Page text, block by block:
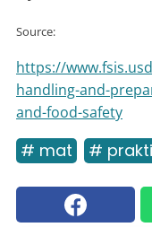
Source:
https://
handling-and-
and-food-safety
# mat #